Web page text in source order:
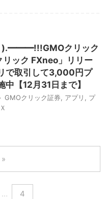
クリック
リック FXneo」リリー
で取引して3,000円プ
中【12月31日まで】
GMOクリック証券 アプリ
プ
… 4